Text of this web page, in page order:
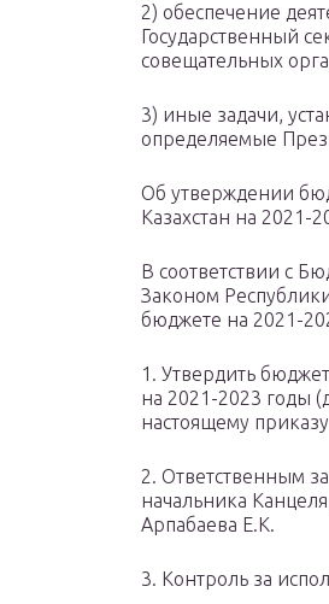
2) обеспечение
Государственный
совещательных
3) иные задачи,
определяемые
Об утверждении
Казахстан на 2021-
В соответствии с
Законом
бюджете на 2021-
1. Утвердить
на 2021-2023 годы
настоящему
2. Ответственным
начальника
Арпабаева Е.К.
3. Контроль за